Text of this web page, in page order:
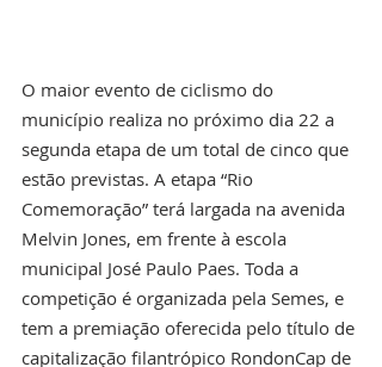
O maior evento de ciclismo do
município realiza no próximo dia 22 a
segunda etapa de um total de cinco que
estão previstas. A etapa “Rio
Comemoração” terá largada na avenida
Melvin Jones, em frente à escola
municipal José Paulo Paes. Toda a
competição é organizada pela Semes, e
tem a premiação oferecida pelo título de
capitalização filantrópico RondonCap de